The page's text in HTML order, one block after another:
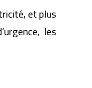
et plus
les